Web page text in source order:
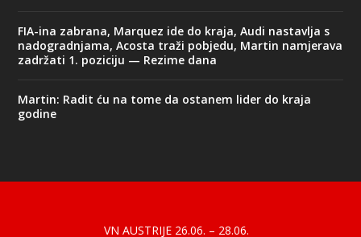
FIA-ina zabrana, Marquez ide do kraja, Audi nastavlja s
nadogradnjama, Acosta traži pobjedu, Martin namjerava
zadržati 1. poziciju — Rezime dana
Martin: Radit ću na tome da ostanem lider do kraja
godine
VN AUSTRIJE 26.06. – 28.06.